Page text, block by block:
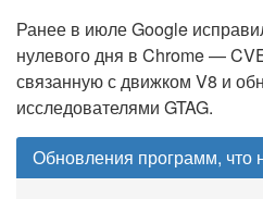
Ранее в июле Google
нулевого дня в Chrome —
связанную с движком V8 и
исследователями GTAG.
Обновления программ, что